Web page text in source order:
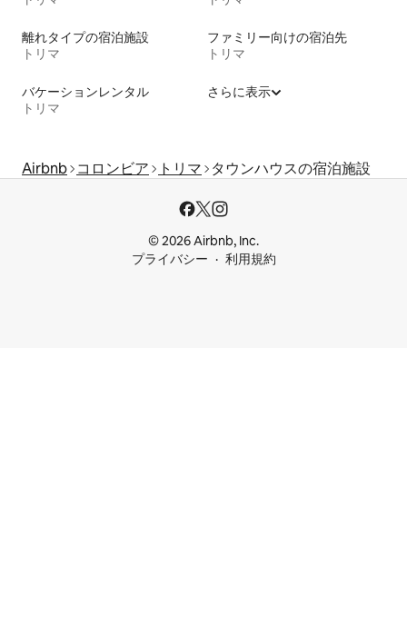
離れタイプの宿泊施設
トリマ
ファミリー向けの宿泊先
トリマ
バケーションレンタル
トリマ
さらに表示
Airbnb コロンビア トリマ タウンハウスの宿泊施設
© 2026 Airbnb, Inc.
プライバシー
利用規約